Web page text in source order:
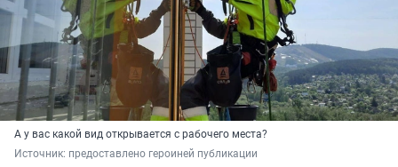
А у вас какой вид открывается с рабочего места?
Источник: предоставлено героиней публикации